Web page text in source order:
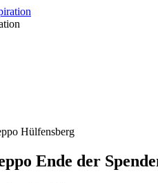
Hülfensberg
Ende der